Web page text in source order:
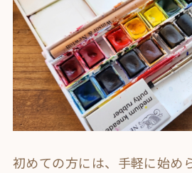
初めての方には、手軽に始め